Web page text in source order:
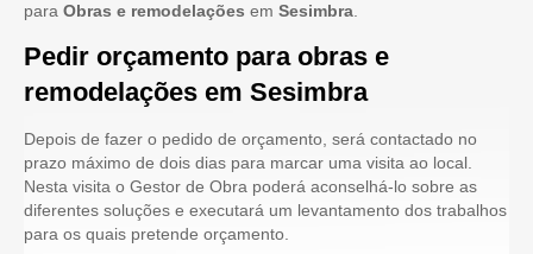
para Obras e remodelações em Sesimbra
Pedir orçamento para obras e
remodelações em Sesimbra
Depois de fazer o pedido de orçamento, será contactado no
prazo máximo de dois dias para marcar uma visita ao local.
Nesta visita o Gestor de Obra poderá aconselhá-lo sobre as
diferentes soluções e executará um levantamento dos trabalhos
para os quais pretende orçamento.